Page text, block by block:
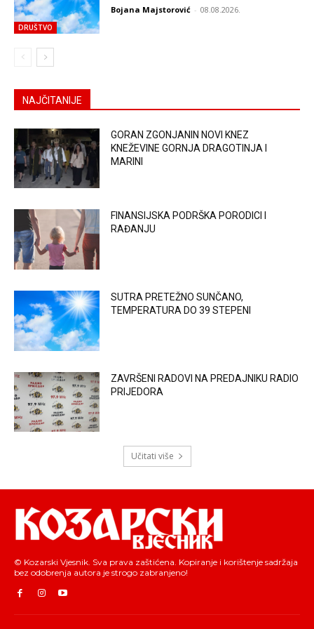
DRUŠTVO
Bojana Majstorović - 08.08.2026.
NAJČITANIJE
GORAN ZGONJANIN NOVI KNEZ
KNEŽEVINE GORNJA DRAGOTINJA I
MARINI
FINANSIJSKA PODRŠKA PORODICI I
RAĐANJU
SUTRA PRETEŽNO SUNČANO,
TEMPERATURA DO 39 STEPENI
ZAVRŠENI RADOVI NA PREDAJNIKU RADIO
PRIJEDORA
Učitati više
© Kozarski Vjesnik. Sva prava zaštićena. Kopiranje i korištenje sadržaja
bez odobrenja autora je strogo zabranjeno!